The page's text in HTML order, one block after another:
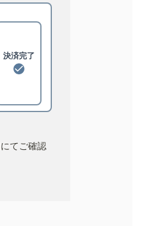
決済完了
にてご確認